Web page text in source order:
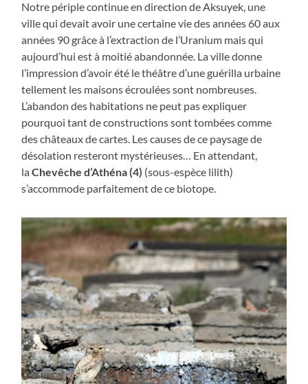
Notre périple continue en direction de Aksuyek, une
ville qui devait avoir une certaine vie des années 60 aux
années 90 grâce à l’extraction de l’Uranium mais qui
aujourd’hui est à moitié abandonnée. La ville donne
l’impression d’avoir été le théâtre d’une guérilla urbaine
tellement les maisons écroulées sont nombreuses.
L’abandon des habitations ne peut pas expliquer
pourquoi tant de constructions sont tombées comme
des châteaux de cartes. Les causes de ce paysage de
désolation resteront mystérieuses… En attendant,
laChevêche d’Athéna (4) (sous-espèce lilith)
s’accommode parfaitement de ce biotope.